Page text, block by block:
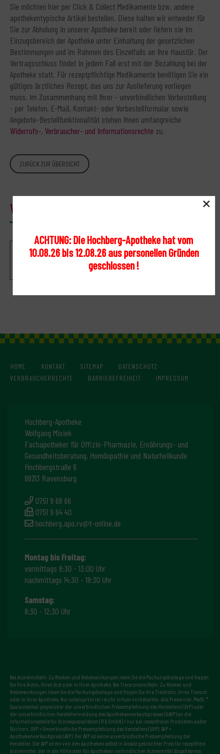
Sie möchten hier per Click & Collect Medikamente bzw. andere
apothekentypische Artikel bestellen. Diese halten wir entweder für
Sie zur Abholung in unserer Apotheke bereit oder liefern sie im
Einzugsbereich der Apotheke unter Einhaltung der gesetzlichen
Bestimmungen und im Rahmen des Einzelfalls an Ihre Haustür. Der
Vertragsschluss findet in jedem Fall erst mit der Bezahlung bei der
Apotheke statt. Für rezeptpflichtige Medikamente benötigen Sie ein
gültiges ärztliches Rezept, das uns zur Auslieferung vorliegen
muss. Im Zusammenhang mit Ihrer - unverbindlichen Vorbestellung
- per Telefon, E-Mail, Kontakt- oder Vorbestellformular sowie
Angebote-Bestellfunktionalität stehen Ihnen umfangreiche
Widerrufs-, Verbraucher- und Informationsrechte zu.
ZURÜCK ZUR ÜBERSICHT
Warenkorb
Ihr Warenkorb ist leer.
HOME KONTAKT SITEMAP
DATENSCHUTZ
VERBRAUCHERRECHTE
BARRIEREFREIHEIT IMPRESSUM
Hochberg-Apotheke
Wolfgang Misiek
Fachapotheker für Offizin-Pharmazie, Ernährungs- und
Gesundheitsberatung, Homöopathie und Naturheilkunde
Hochbergstraße 6
88213 Ravensburg
0751 9 68 66
0751 9 64 40
hochberg.apo.rv@t-online.de
Montag bis Freitag:
vormittags 8:30 - 13:00 Uhr
nachmittags 14:30 - 18:30 Uhr
Samstag:
8:30 - 12:30 Uhr
Bei Arzneimitteln: Zu Risiken und Nebenwirkungen lesen Sie die Packungsbeilage und fragen
Sie Ihre Ärztin, Ihren Arzt oder in Ihrer Apotheke. Bei Tierarzneimitteln: Zu Risiken und
Nebenwirkungen lesen Sie die Packungsbeilage und fragen Sie Ihre Tierärztin, Ihren Tierarzt
oder in Ihrer Apotheke. Nur solange Vorrat reicht. Irrtum vorbehalten. Alle Preise inkl. MwSt. *
Sparpotential gegenüber der unverbindlichen Preisempfehlung des Herstellers (UVP) oder
der unverbindlichen Herstellermeldung des Apothekenverkaufspreises (UAVP) an die
Informationsstelle für Arzneispezialitäten (IFA GmbH) / nur bei rezeptfreien Produkten außer
Büchern. UVP = Unverbindliche Preisempfehlung des Herstellers (UVP). AVP =
Apothekenverkaufspreis (AVP). Der AVP ist keine unverbindliche Preisempfehlung der
Hersteller. Der AVP ist ein von den Apotheken selbst in Ansatz gebrachter Preis für rezeptfreie
Arzneimittel, der in der Höhe dem für Apotheken verbindlichen Arzneimittel Abgabepreis
×
ACHTUNG: Die Hochberg-Apotheke hat vom
10.08.26 bis 12.08.26 aus personellen Gründen
geschlossen !